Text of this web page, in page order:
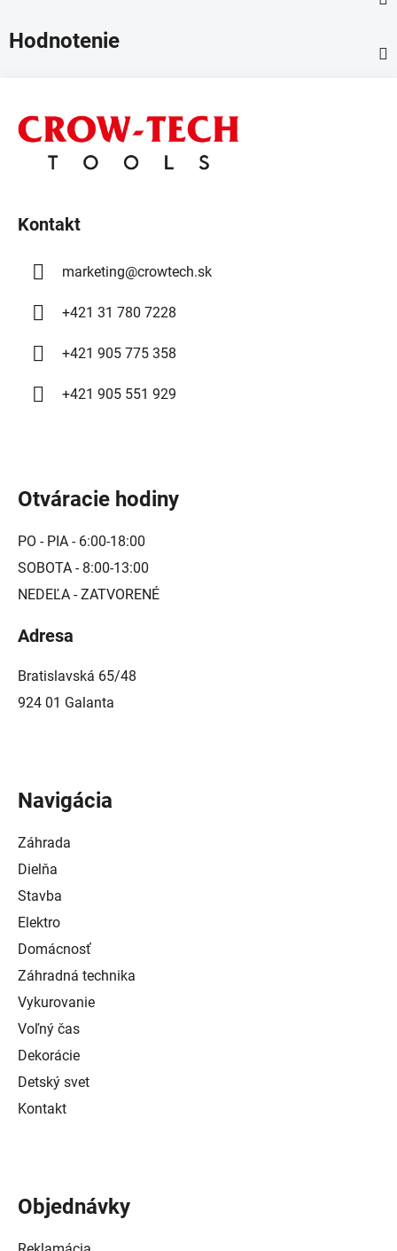
Hodnotenie
Kontakt
marketing@crowtech.sk
+421 31 780 7228
+421 905 775 358
+421 905 551 929
Otváracie hodiny
PO - PIA - 6:00-18:00
SOBOTA - 8:00-13:00
NEDEĽA - ZATVORENÉ
Adresa
Bratislavská 65/48
924 01 Galanta
Navigácia
Záhrada
Dielňa
Stavba
Elektro
Domácnosť
Záhradná technika
Vykurovanie
Voľný čas
Dekorácie
Detský svet
Kontakt
Objednávky